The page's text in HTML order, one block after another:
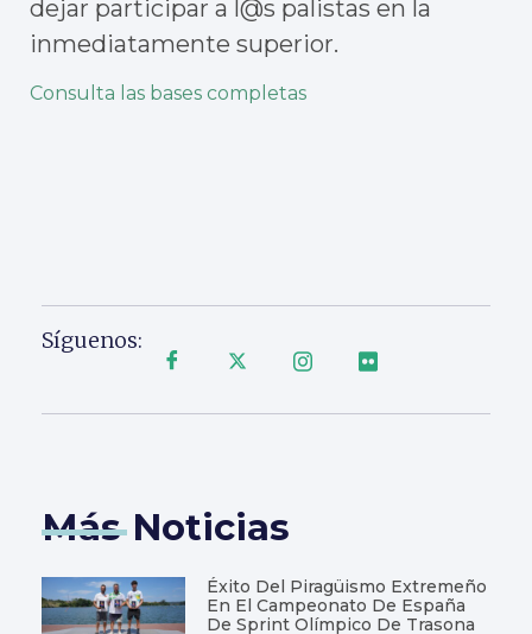
dejar participar a l@s palistas en la
inmediatamente superior.
Consulta las bases completas
Síguenos:
Más Noticias
Éxito Del Piragüismo Extremeño
En El Campeonato De España
De Sprint Olímpico De Trasona